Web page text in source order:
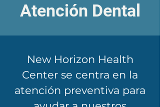
Atención Dental
​New Horizon Health
Center se centra en la
atención preventiva para